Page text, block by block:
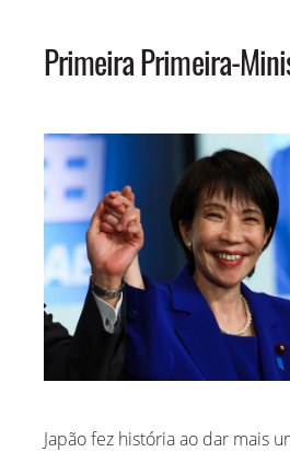
Primeira Primeira-
Japão fez história ao dar mais